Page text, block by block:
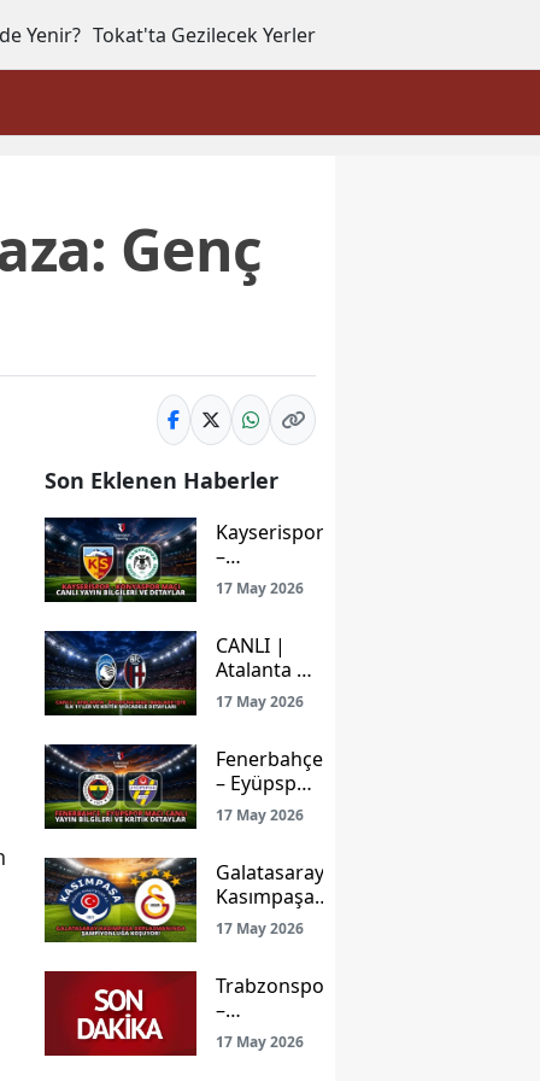
Yenir? Tokat'ta Gezilecek Yerler
Genç
Son Eklenen Haberler
Kayserispor
–
Konyaspor
Maçı Canlı
Bilgileri ve
Detaylar
17 May 2026
CANLI |
Atalanta –
Bologna
Maçı
İşte İlk
11’ler ve
Kritik
Detayları
17 May 2026
Fenerbahçe
– Eyüpspor
Maçı Canlı
Yayın
Kritik
Detaylar
17 May 2026
Galatasaray
Kasımpaşa
Deplasmanında
Şampiyonluğa
17 May 2026
Trabzonspor
–
Gençlerbirliği
Maçı: Ligde
17 May 2026